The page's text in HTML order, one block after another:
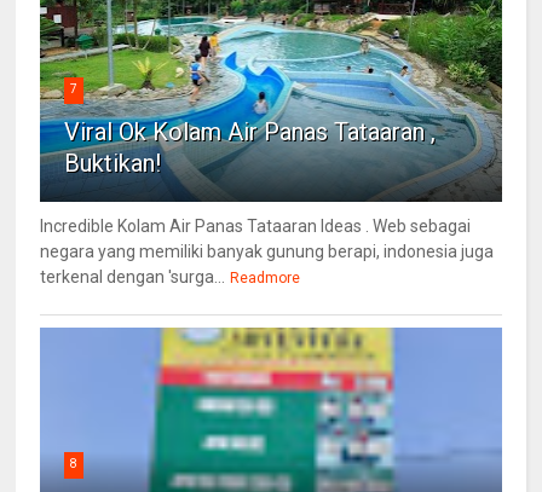
7
Viral Ok Kolam Air Panas Tataaran ,
Buktikan!
Incredible Kolam Air Panas Tataaran Ideas . Web sebagai
negara yang memiliki banyak gunung berapi, indonesia juga
terkenal dengan 'surga...
Readmore
8